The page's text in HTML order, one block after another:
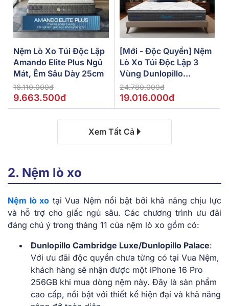
Nệm Lò Xo Túi Độc Lập
Amando Elite Plus Ngủ
Mát, Êm Sâu Dày 25cm
16.110.000đ
9.663.500đ
[Mới - Độc Quyền] Nệm
Lò Xo Túi Độc Lập 3
Vùng Dunlopillo
De.Stress Powerful
24.780.000đ
19.016.000đ
Xem Tất Cả
2. Nệm lò xo
Nệm lò xo tại Vua Nệm nổi bật bởi khả năng chịu lực
và hỗ trợ cho giấc ngủ sâu. Các chương trình ưu đãi
đáng chú ý trong tháng 11 của nệm lò xo gồm có:
Dunlopillo Cambridge Luxe/Dunlopillo Palace:
Với ưu đãi độc quyền chưa từng có tại Vua Nệm,
khách hàng sẽ nhận được một iPhone 16 Pro
256GB khi mua dòng nệm này. Đây là sản phẩm
cao cấp, nổi bật với thiết kế hiện đại và khả năng